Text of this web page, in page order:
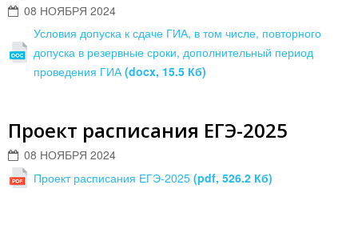
08 НОЯБРЯ 2024
Условия допуска к сдаче ГИА, в том числе, повторного
допуска в резервные сроки, дополнительный период
проведения ГИА(docx, 15.5 Кб)
Проект расписания ЕГЭ-2025
08 НОЯБРЯ 2024
Проект расписания ЕГЭ-2025 (pdf, 526.2 Кб)